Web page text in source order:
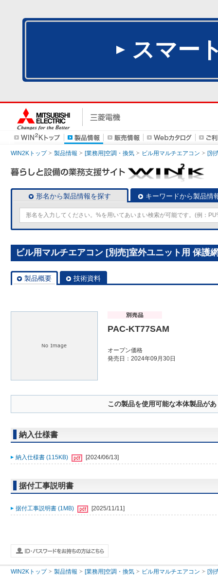
スマー
WIN2Kトップ 製品情報 [業務用]空調・換気 ビル用マルチエアコン [別
形名から製品情報を探す キーワードから製品情
ビル用マルチエアコン [別売]室外ユニット用 保護
製品概要 技術資料
PAC-KT77SAM
オープン価格
発売日：2024年09月30日
この製品を使用可能な本体製品が
納入仕様書
納入仕様書 (115KB) [2024/06/13]
据付工事説明書
据付工事説明書 (1MB) [2025/11/11]
WIN2Kトップ 製品情報 [業務用]空調・換気 ビル用マルチエアコン [別